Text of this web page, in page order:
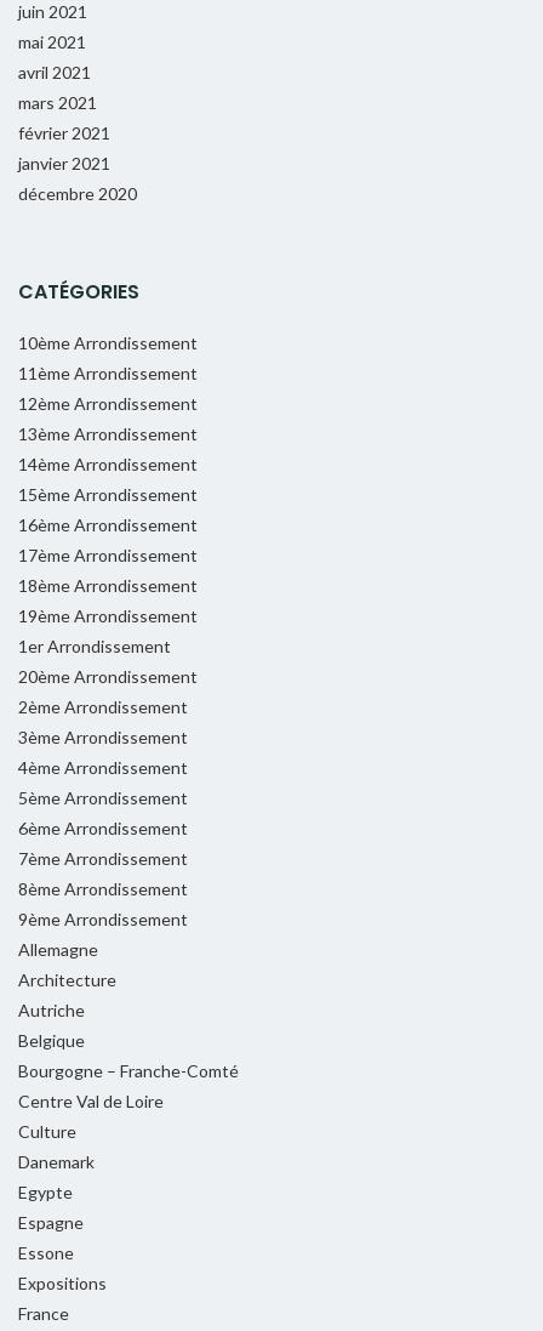
juin 2021
mai 2021
avril 2021
mars 2021
février 2021
janvier 2021
décembre 2020
CATÉGORIES
10ème Arrondissement
11ème Arrondissement
12ème Arrondissement
13ème Arrondissement
14ème Arrondissement
15ème Arrondissement
16ème Arrondissement
17ème Arrondissement
18ème Arrondissement
19ème Arrondissement
1er Arrondissement
20ème Arrondissement
2ème Arrondissement
3ème Arrondissement
4ème Arrondissement
5ème Arrondissement
6ème Arrondissement
7ème Arrondissement
8ème Arrondissement
9ème Arrondissement
Allemagne
Architecture
Autriche
Belgique
Bourgogne – Franche-Comté
Centre Val de Loire
Culture
Danemark
Egypte
Espagne
Essone
Expositions
France